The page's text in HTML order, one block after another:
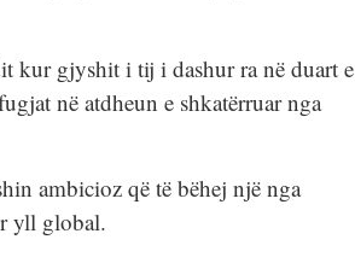
kur gjyshit i tij i dashur ra në duart e
në atdheun e shkatërruar nga
ambicioz që të bëhej një nga
yll global.